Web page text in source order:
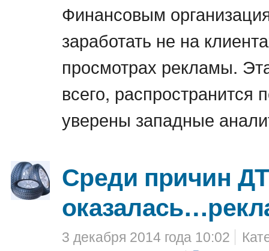
Финансовым
заработать не на
просмотрах рекламы.
всего, распространится
уверены западные
Среди причин
3 декабря 2014 года 10:02